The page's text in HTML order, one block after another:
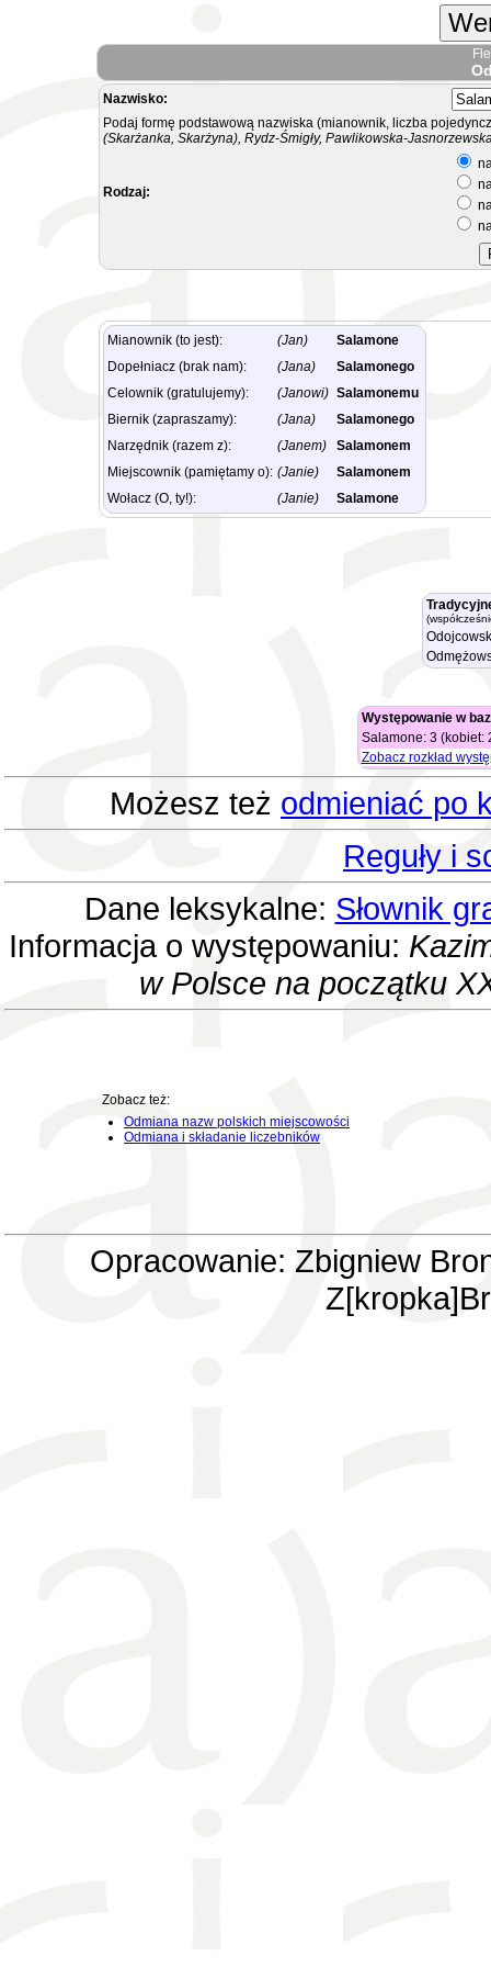
Nazwisko:
Podaj formę podstawową nazwiska (mianownik, liczba
(Skarżanka, Skarżyna), Rydz-Śmigły, Pawlikowska-
Rodzaj:
Mianownik (to jest): (Jan)
Salamone
Dopełniacz (brak nam):
(Jana)
Salamonego
Celownik (gratulujemy):
(Janowi) Salamonemu
Biernik (zapraszamy):
(Jana)
Salamonego
Narzędnik (razem z):
(Janem)
Salamonem
Miejscownik (pamiętamy o): (Janie)
Salamonem
Wołacz (O, ty!):
(Janie) Salamone
Występowanie w
Salamone: 3 (kobiet:
Zobacz rozkład
Możesz też odmieniać po
Reguły i
Dane leksykalne: Słownik
Informacja o występowaniu:
w Polsce na początku
Zobacz też:
Odmiana nazw polskich miejscowości
Odmiana i składanie liczebników
Opracowanie: Zbigniew